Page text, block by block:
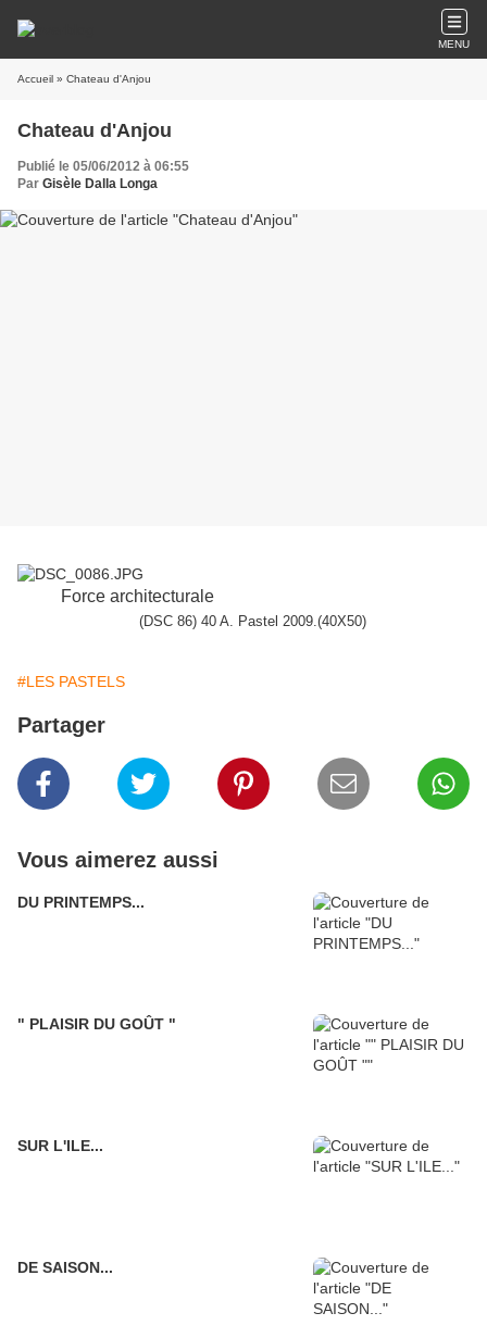
MENU
Accueil » Chateau d'Anjou
Chateau d'Anjou
Publié le 05/06/2012 à 06:55
Par Gisèle Dalla Longa
Force architecturale
(DSC 86) 40 A. Pastel 2009.(40X50)
#LES PASTELS
Partager
Vous aimerez aussi
DU PRINTEMPS...
" PLAISIR DU GOÛT "
SUR L'ILE...
DE SAISON...